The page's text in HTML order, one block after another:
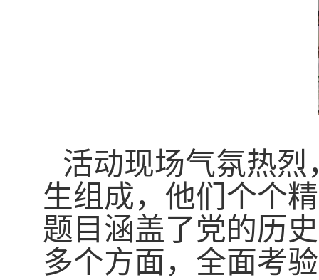
活动现场气氛热
生组成，他们个个
题目涵盖了党的历
多个方面，全面考